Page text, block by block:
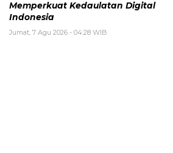
Memperkuat Kedaulatan Digital
Indonesia
Jumat, 7 Agu 2026 - 04:28 WIB